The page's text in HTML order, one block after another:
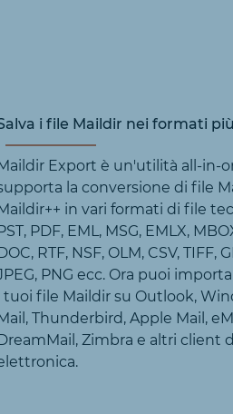
i file Maildir nei formati
Maildir Export è un'utilità all-in-
la conversione di file
Maildir++ in vari formati di file
PST, PDF, EML, MSG, EMLX,
DOC, RTF, NSF, OLM, CSV, TIFF,
PNG ecc. Ora puoi
tuoi file Maildir su Outlook,
Mail, Thunderbird, Apple Mail,
DreamMail, Zimbra e altri client